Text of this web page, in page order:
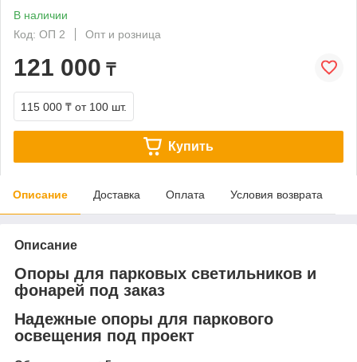
В наличии
Код: ОП 2
Опт и розница
121 000 ₸
115 000 ₸ от 100 шт.
Купить
Описание Доставка Оплата Условия возврата
Описание
Опоры для парковых светильников и
фонарей под заказ
Надежные опоры для паркового
освещения под проект